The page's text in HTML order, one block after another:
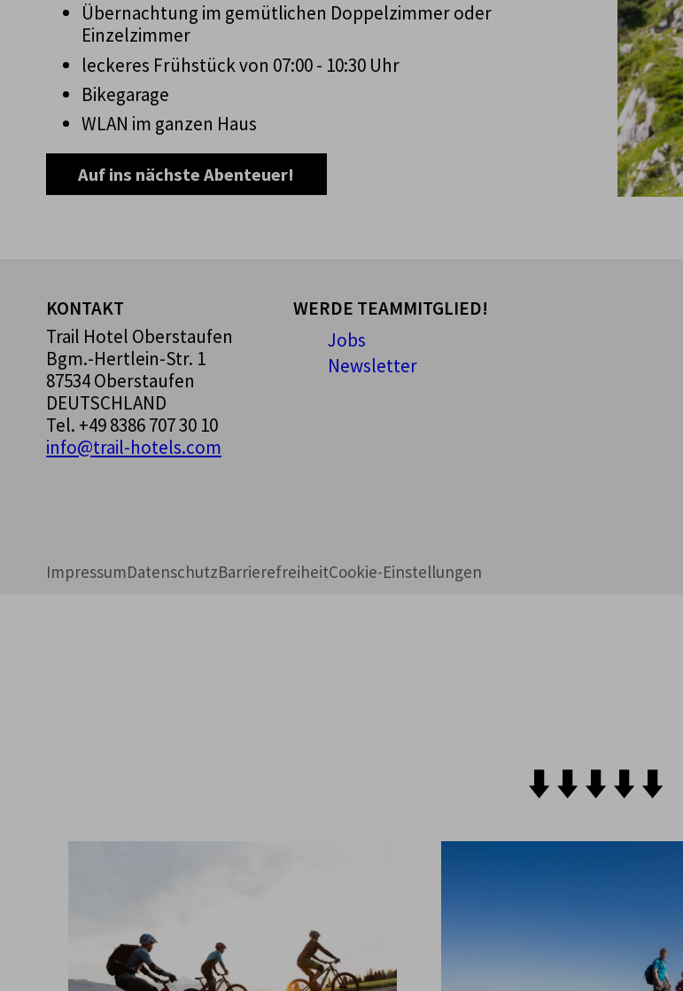
Übernachtung im gemütlichen Doppelzimmer oder
Einzelzimmer
leckeres Frühstück von 07:00 - 10:30 Uhr
Bikegarage
WLAN im ganzen Haus
Auf ins nächste Abenteuer!
KONTAKT
Trail Hotel Oberstaufen
Bgm.-Hertlein-Str. 1
87534 Oberstaufen
DEUTSCHLAND
Tel. +49 8386 707 30 10
info@trail-hotels.com
WERDE TEAMMITGLIED!
Jobs
Newsletter
ImpressumDatenschutzBarrierefreiheitCookie-Einstellungen
⬇️​ ⬇️ ​⬇️​ ⬇️​ ⬇️​